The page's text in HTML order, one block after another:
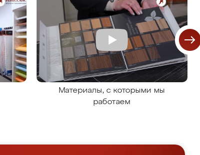
Материалы, с которыми мы
работаем